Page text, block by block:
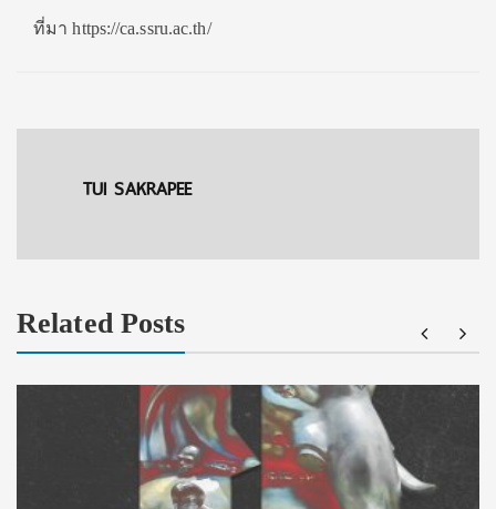
ที่มา https://ca.ssru.ac.th/
TUI SAKRAPEE
Related Posts